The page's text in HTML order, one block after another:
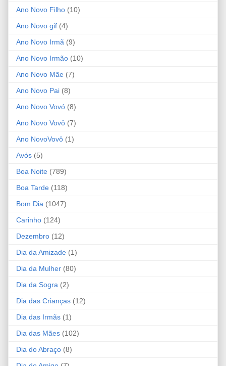
Ano Novo Filho (10)
Ano Novo gif (4)
Ano Novo Irmã (9)
Ano Novo Irmão (10)
Ano Novo Mãe (7)
Ano Novo Pai (8)
Ano Novo Vovó (8)
Ano Novo Vovô (7)
Ano NovoVovô (1)
Avós (5)
Boa Noite (789)
Boa Tarde (118)
Bom Dia (1047)
Carinho (124)
Dezembro (12)
Dia da Amizade (1)
Dia da Mulher (80)
Dia da Sogra (2)
Dia das Crianças (12)
Dia das Irmãs (1)
Dia das Mães (102)
Dia do Abraço (8)